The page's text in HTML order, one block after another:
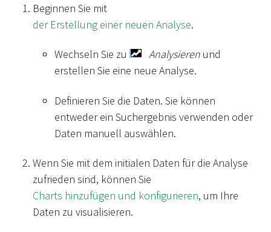
Beginnen Sie mit
der Erstellung einer neuen Analyse.
Wechseln Sie zu Analysieren und
erstellen Sie eine neue Analyse.
Definieren Sie die Daten. Sie können
entweder ein Suchergebnis verwenden oder
Daten manuell auswählen.
Wenn Sie mit dem initialen Daten für die Analyse
zufrieden sind, können Sie
Charts hinzufügen und konfigurieren, um Ihre
Daten zu visualisieren.